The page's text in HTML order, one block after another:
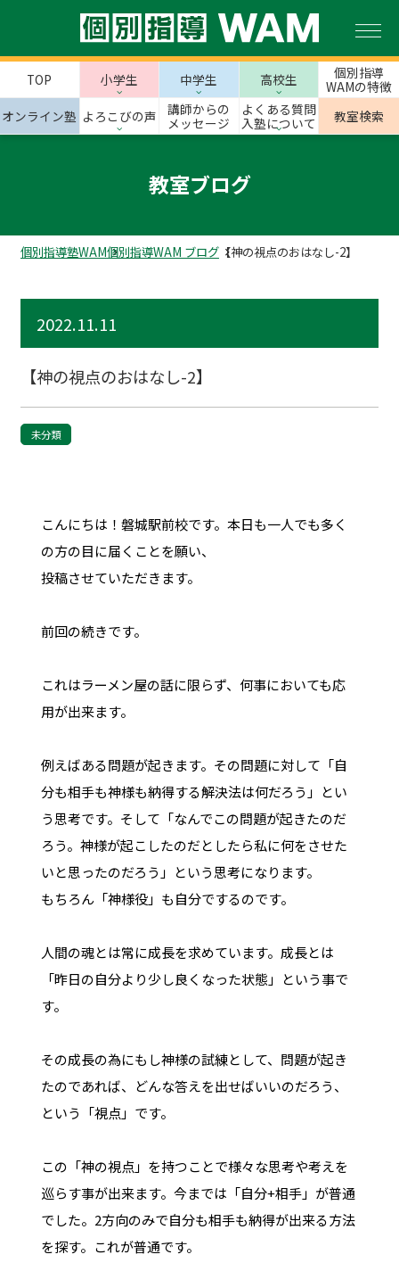
TOP 小学生 中学生 高校生
個別指導
WAMの特徴
オンライン塾 よろこびの声
講師からの
メッセージ
よくある質問
入塾について
教室検索
教室ブログ
個別指導塾WAM個別指導WAM ブログ【神の視点のおはなし-2】
2022.11.11
【神の視点のおはなし-2】
未分類
こんにちは！磐城駅前校です。本日も一人でも多く
の方の目に届くことを願い、
投稿させていただきます。
前回の続きです。
これはラーメン屋の話に限らず、何事においても応
用が出来ます。
例えばある問題が起きます。その問題に対して「自
分も相手も神様も納得する解決法は何だろう」とい
う思考です。そして「なんでこの問題が起きたのだ
ろう。神様が起こしたのだとしたら私に何をさせた
いと思ったのだろう」という思考になります。
もちろん「神様役」も自分でするのです。
人間の魂とは常に成長を求めています。成長とは
「昨日の自分より少し良くなった状態」という事で
す。
その成長の為にもし神様の試練として、問題が起き
たのであれば、どんな答えを出せばいいのだろう、
という「視点」です。
この「神の視点」を持つことで様々な思考や考えを
巡らす事が出来ます。今までは「自分+相手」が普通
でした。2方向のみで自分も相手も納得が出来る方法
を探す。これが普通です。